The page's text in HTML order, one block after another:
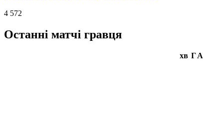
4 572
Останні матчі гравця
хв ГА